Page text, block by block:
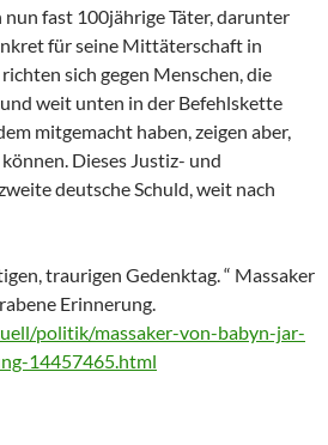
nun fast 100jährige Täter, darunter
für seine Mittäterschaft in
sich gegen Menschen, die
weit unten in der Befehlskette
mitgemacht haben, zeigen aber,
Dieses Justiz- und
deutsche Schuld, weit nach
traurigen Gedenktag. “ Massaker
Erinnerung.
politik/massaker-von-babyn-jar-
14457465.html